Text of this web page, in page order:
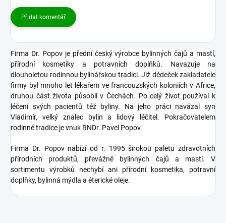
Přidat komentář
Firma Dr. Popov je přední český výrobce bylinných čajů a mastí,
přírodní kosmetiky a potravních doplňků. Navazuje na
dlouholetou rodinnou bylinářskou tradici. Již dědeček zakladatele
firmy byl mnoho let lékařem ve francouzských koloniích v Africe,
druhou část života působil v Čechách. Po celý život používal k
léčení svých pacientů též byliny. Na jeho práci navázal syn
Vladimír, velký znalec bylin a lidový léčitel. Pokračovatelem
rodinné tradice je vnuk RNDr. Pavel Popov.
Firma Dr. Popov nabízí od r. 1995 širokou paletu zdravotních
přírodních produktů, převážně bylinných čajů a mastí. V
sortimentu výrobků nechybí ani přírodní kosmetika, potravní
doplňky, bylinná mýdla a éterické oleje.